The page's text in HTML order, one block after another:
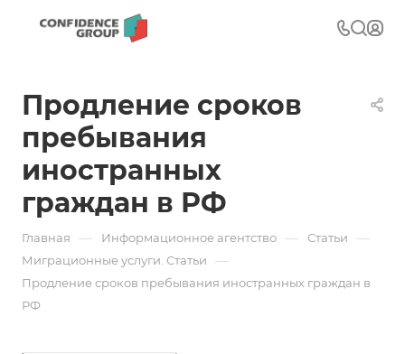
Продление сроков
пребывания
иностранных
граждан в РФ
Главная — Информационное агентство — Статьи —
Миграционные услуги. Статьи —
Продление сроков пребывания иностранных граждан в
РФ